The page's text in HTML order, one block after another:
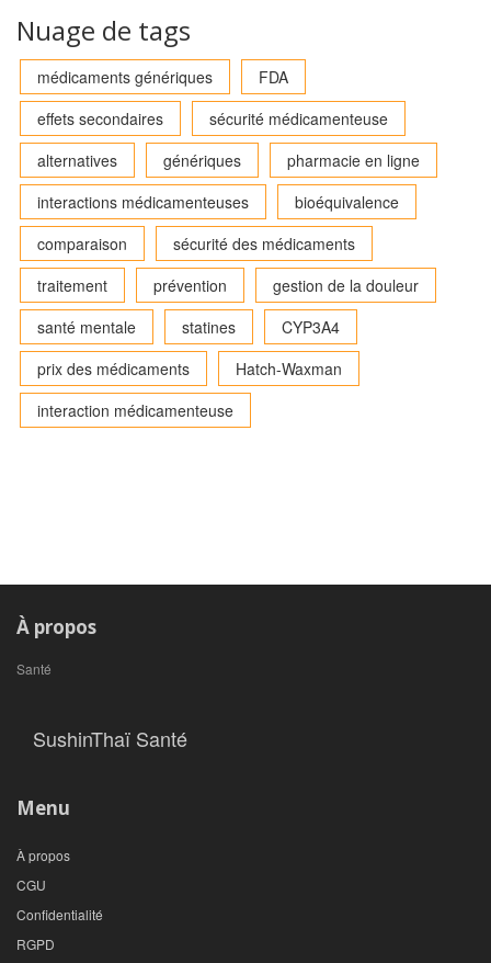
Nuage de tags
médicaments génériques
FDA
effets secondaires
sécurité médicamenteuse
alternatives
génériques
pharmacie en ligne
interactions médicamenteuses
bioéquivalence
comparaison
sécurité des médicaments
traitement
prévention
gestion de la douleur
santé mentale
statines
CYP3A4
prix des médicaments
Hatch-Waxman
interaction médicamenteuse
À propos
Santé
SushinThaï Santé
Menu
À propos
CGU
Confidentialité
RGPD